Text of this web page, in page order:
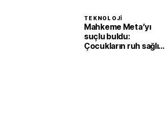
TEKNOLOJI
Mahkeme Meta’yı
suçlu buldu:
Çocukların ruh sağlığı